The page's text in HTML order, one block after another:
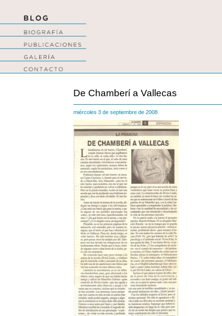
De Chamberí a Vallecas
miércoles 3 de septiembre de 2008